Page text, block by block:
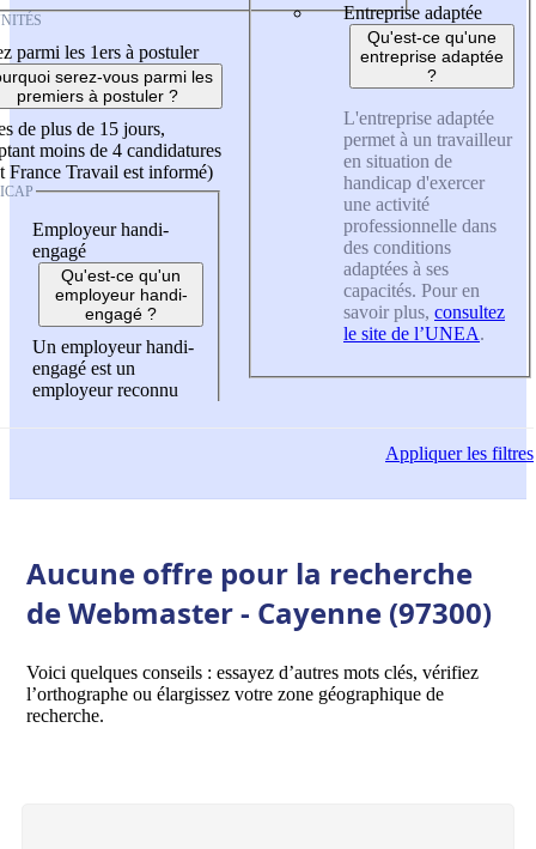
parmi les 1ers à postuler
serez-vous parmi les
premiers à postuler ?
de plus de 15 jours,
moins de 4 candidatures
France Travail est informé)
Employeur handi-
engagé
Qu'est-ce qu'un
employeur handi-
engagé ?
Un employeur handi-
engagé est un
employeur reconnu
Entreprise adaptée
Qu'est-ce qu'une
entreprise adaptée
?
L'entreprise adaptée
permet à un travailleur
en situation de
handicap d'exercer
une activité
professionnelle dans
des conditions
adaptées à ses
capacités. Pour en
savoir plus, consultez
le site de l’UNEA.
Appliquerles filtres
Aucune offre pour la recherche
de Webmaster - Cayenne (97300)
Voici quelques conseils : essayez d’autres mots clés, vérifiez
l’orthographe ou élargissez votre zone géographique de
recherche.